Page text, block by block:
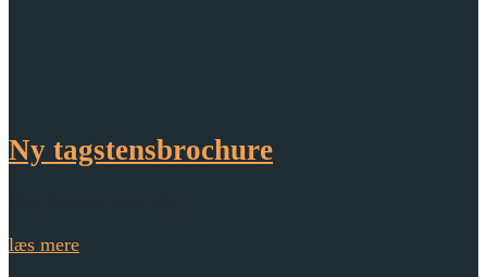
Ny tagstensbrochure
læs mere